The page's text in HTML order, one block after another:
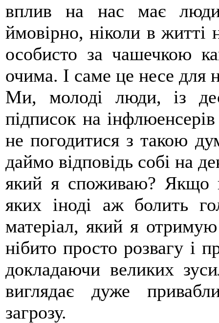
вплив на нас має
ймовірно, ніколи в житті
особисто за чашечкою
очима. І саме це несе для
Ми, молоді люди, із
підписок на
не погодитися з такою
даймо відповідь собі на
який я споживаю? Якщо
яких іноді аж болить
матеріал, який я
нібито просто розвагу і
докладаючи великих
виглядає дуже
загрозу.